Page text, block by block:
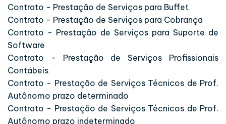
Contrato - Prestação de Serviços para Buffet
Contrato - Prestação de Serviços para Cobrança
Contrato - Prestação de Serviços para Suporte de
Software
Contrato - Prestação de Serviços Profissionais
Contábeis
Contrato - Prestação de Serviços Técnicos de Prof.
Autônomo prazo determinado
Contrato - Prestação de Serviços Técnicos de Prof.
Autônomo prazo indeterminado